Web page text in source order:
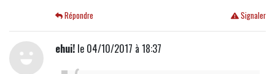
Signaler
Répondre
ehui!le 04/10/2017 à 18:37